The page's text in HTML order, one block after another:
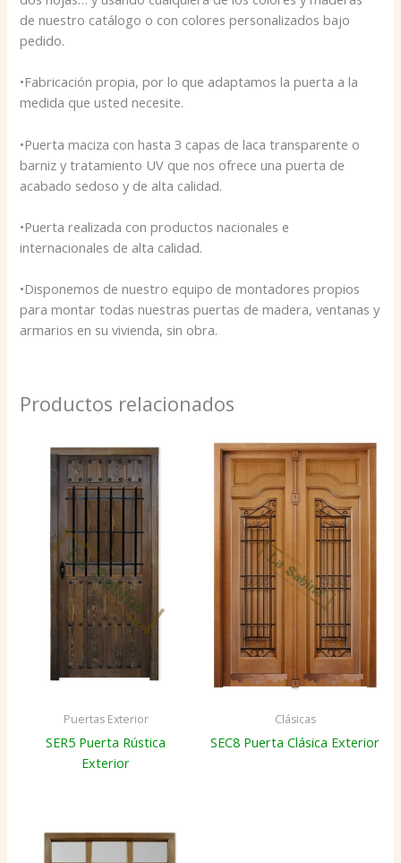
de nuestro catálogo o con colores personalizados bajo
pedido.
•Fabricación propia, por lo que adaptamos la puerta a la
medida que usted necesite.
•Puerta maciza con hasta 3 capas de laca transparente o
barniz y tratamiento UV que nos ofrece una puerta de
acabado sedoso y de alta calidad.
•Puerta realizada con productos nacionales e
internacionales de alta calidad.
•Disponemos de nuestro equipo de montadores propios
para montar todas nuestras puertas de madera, ventanas y
armarios en su vivienda, sin obra.
Productos relacionados
Puertas Exterior
SER5 Puerta Rústica
Exterior
Clásicas
SEC8 Puerta Clásica Exterior